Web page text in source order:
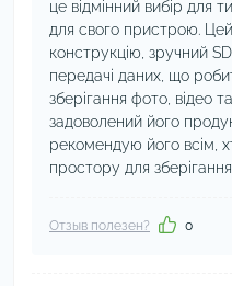
це відмінний вибір для
для свого пристрою.
конструкцію, зручний
передачі даних, що
зберігання фото, відео
задоволений його
рекомендую його всім,
простору для
Отзыв полезен? 0